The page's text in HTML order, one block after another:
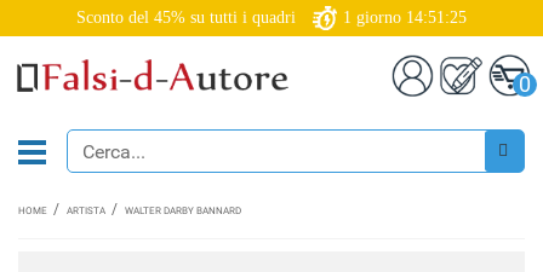
Sconto del 45% su tutti i quadri 1 giorno 14:51:24
0
HOME ARTISTA WALTER DARBY BANNARD